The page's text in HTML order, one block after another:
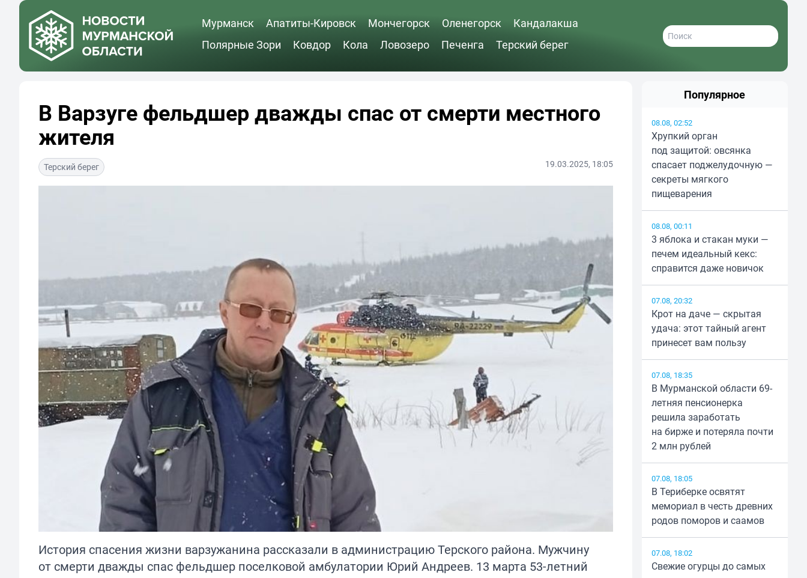
Мурманск Апатиты-Кировск Мончегорск Оленегорск
Кандалакша
Полярные Зори
Ковдор Кола Ловозеро Печенга Терский берег
В Варзуге фельдшер дважды спас от смерти местного
жителя
Терский берег 19.03.2025, 18:05
История спасения жизни варзужанина рассказали в администрацию Терского района. Мужчину
от смерти дважды спас фельдшер поселковой амбулатории Юрий Андреев. 13 марта 53-летний
Популярное
08.08, 02:52
Хрупкий орган
под защитой: овсянка
спасает поджелудочную —
секреты мягкого
пищеварения
08.08, 00:11
3 яблока и стакан муки —
печем идеальный кекс:
справится даже новичок
07.08, 20:32
Крот на даче — скрытая
удача: этот тайный агент
принесет вам пользу
07.08, 18:35
В Мурманской области 69-
летняя пенсионерка
решила заработать
на бирже и потеряла почти
2 млн рублей
07.08, 18:05
В Териберке освятят
мемориал в честь древних
родов поморов и саамов
07.08, 18:02
Свежие огурцы до самых